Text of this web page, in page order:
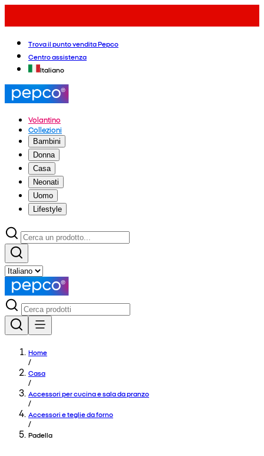
Trova il punto vendita Pepco
Centro assistenza
Italiano
Volantino
Collezioni
Bambini
Donna
Casa
Neonati
Uomo
Lifestyle
Home
/
Casa
/
Accessori per cucina e sala da pranzo
/
Accessori e teglie da forno
/
Padella